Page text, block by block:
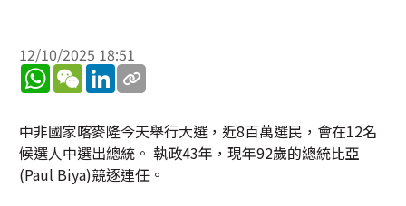
12/10/2025 18:51
WhatsApp
WeChatLinkedIn
中非國家喀麥隆今天舉行大選，近8百萬選民，會在12名
候選人中選出總統。 執政43年，現年92歲的總統比亞
(Paul Biya)競逐連任。